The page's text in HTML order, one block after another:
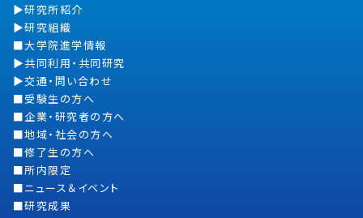
研究所紹介
研究組織
大学院進学情報
共同利用・共同研究
交通・問い合わせ
受験生の方へ
企業・研究者の方へ
地域・社会の方へ
修了生の方へ
所内限定
ニュース＆イベント
研究成果